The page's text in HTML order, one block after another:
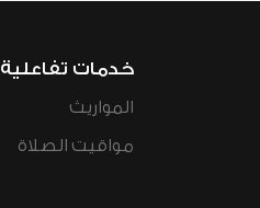
خدمات تفاعلية
المواريث
مواقيت الصلاة